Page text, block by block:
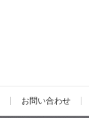
お問い合わせ